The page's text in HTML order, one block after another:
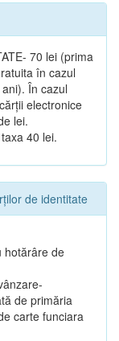
70 lei (prima
în cazul
În cazul
electronice
lei.
40 lei.
de identitate
hotărâre de
de primăria
carte funciara